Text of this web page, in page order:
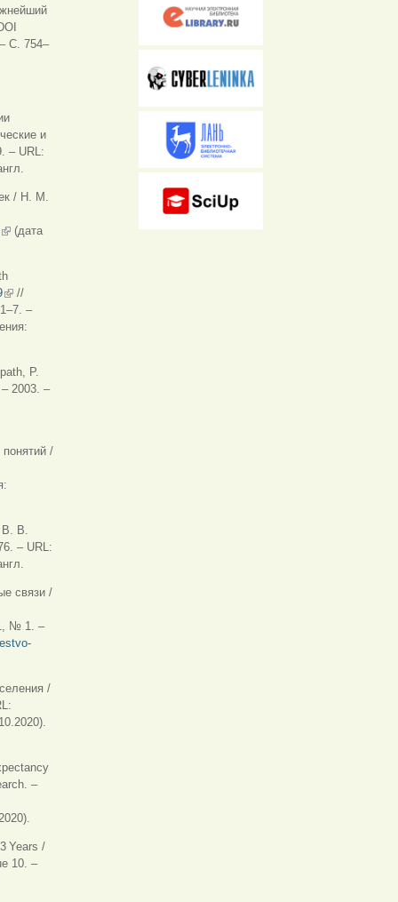
‒С. 754–
и
‒URL:
/ Н. М.
(внешняя ссылка)
(дата
(внешняя ссылка)
//
–
P.
2003. –
/
В. В.
– URL:
связи /
ссылка)
№ 1. –
/
–
Years /
10. –